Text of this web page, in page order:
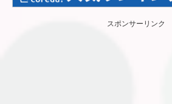
スポンサーリンク